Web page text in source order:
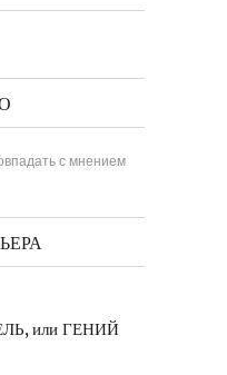
с мнением
или ГЕНИЙ